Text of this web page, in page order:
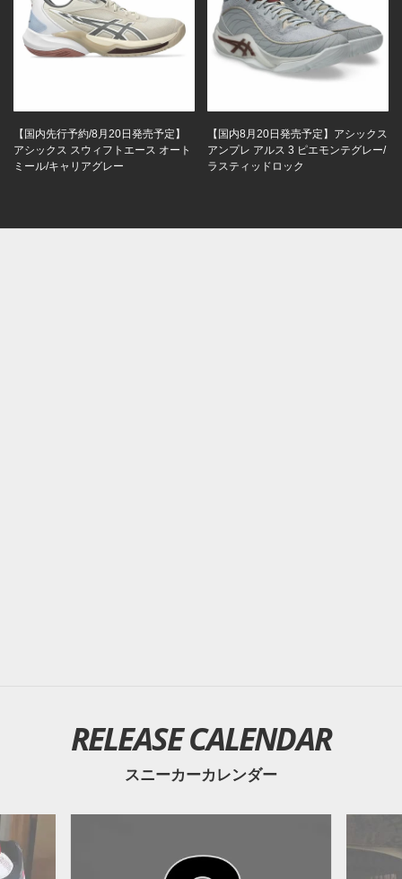
【国内先行予約/8月20日発売予定】
アシックス スウィフトエース オート
ミール/キャリアグレー
【国内8月20日発売予定】アシックス
アンプレ アルス 3 ピエモンテグレー/
ラスティッドロック
RELEASE CALENDAR
スニーカーカレンダー